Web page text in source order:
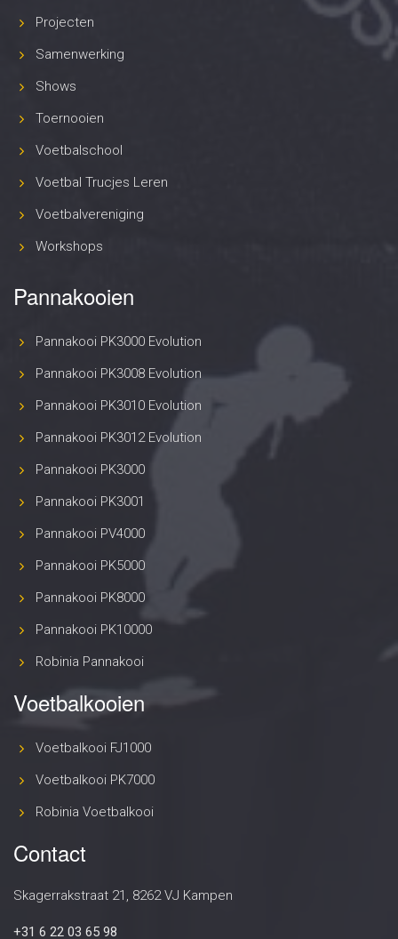
Projecten
Samenwerking
Shows
Toernooien
Voetbalschool
Voetbal Trucjes Leren
Voetbalvereniging
Workshops
Pannakooien
Pannakooi PK3000 Evolution
Pannakooi PK3008 Evolution
Pannakooi PK3010 Evolution
Pannakooi PK3012 Evolution
Pannakooi PK3000
Pannakooi PK3001
Pannakooi PV4000
Pannakooi PK5000
Pannakooi PK8000
Pannakooi PK10000
Robinia Pannakooi
Voetbalkooien
Voetbalkooi FJ1000
Voetbalkooi PK7000
Robinia Voetbalkooi
Contact
Skagerrakstraat 21, 8262 VJ Kampen
+31 6 22 03 65 98